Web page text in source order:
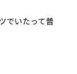
でいたって普